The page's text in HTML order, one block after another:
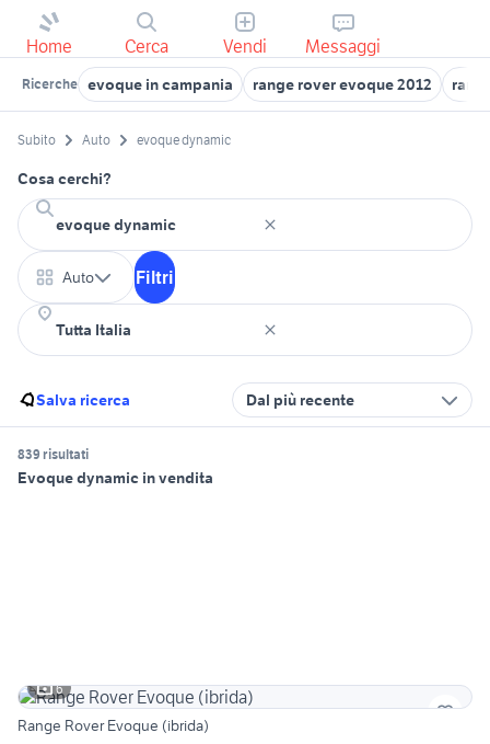
Home Cerca Vendi Messaggi
Ricerche evoque in campania range rover evoque 2012
Subito Auto evoque dynamic
Cosa cerchi?
Auto Filtri
Salva ricerca Dal più recente
839 risultati
Evoque dynamic in vendita
6
Range Rover Evoque (ibrida)